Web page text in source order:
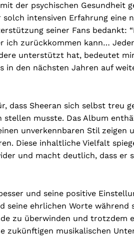
der psychischen Gesundheit
intensiven Erfahrung eine
seiner Fans bedankt:
ich zurückkommen kann…
unterstützt hat, bedeutet
den nächsten Jahren auf
dass Sheeran sich selbst treu
musste. Das Album
unverkennbaren Stil zeigen
Diese inhaltliche Vielfalt
und macht deutlich, dass er
und seine positive
seine ehrlichen Worte während
zu überwinden und trotzdem
zukünftigen musikalischen